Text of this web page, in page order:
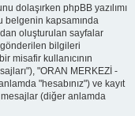
dolaşırken phpBB yazılımı
belgenin kapsamında
oluşturulan sayfalar
gönderilen bilgileri
misafir kullanıcının
"ORAN MERKEZİ -
"hesabınız") ve kayıt
mesajlar (diğer anlamda